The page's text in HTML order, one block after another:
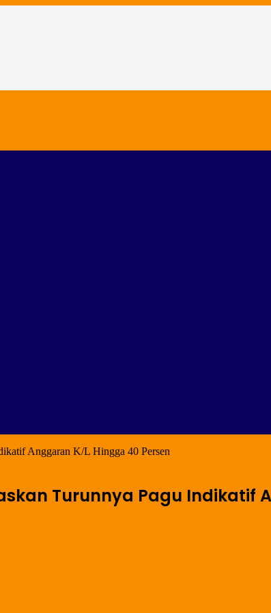
Anggaran K/L Hingga 40 Persen
Turunnya Pagu Indikatif